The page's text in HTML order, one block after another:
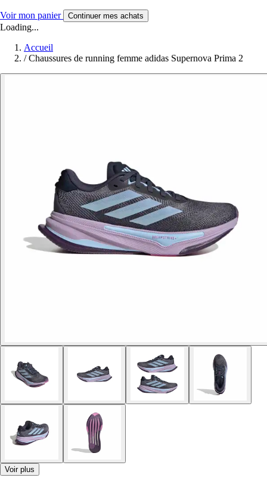
Voir mon panier Continuer mes achats
Loading...
Accueil
/ Chaussures de running femme adidas Supernova Prima 2
Voir plus